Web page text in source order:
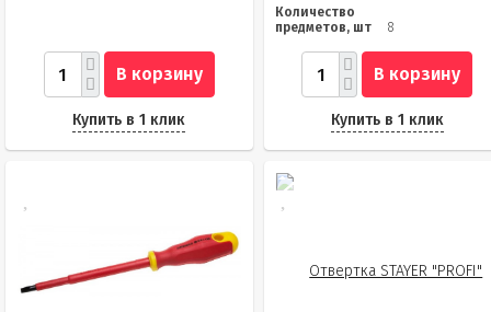
В корзину
Купить в 1 клик
Количество
предметов, шт
8
В корзину
Купить в 1 клик